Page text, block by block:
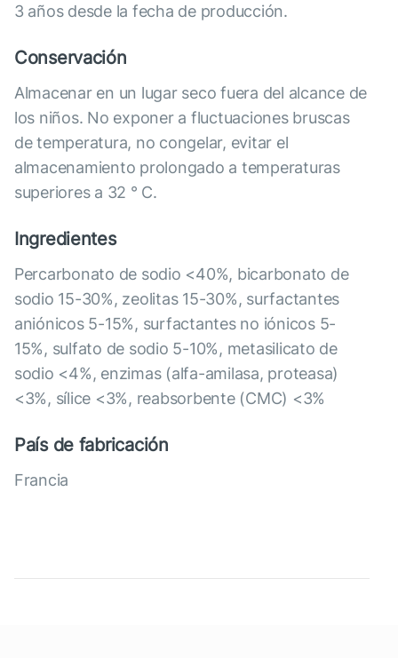
3 años desde la fecha de producción.
Conservación
Almacenar en un lugar seco fuera del alcance de
los niños. No exponer a fluctuaciones bruscas
de temperatura, no congelar, evitar el
almacenamiento prolongado a temperaturas
superiores a 32 ° C.
Ingredientes
Percarbonato de sodio <40%, bicarbonato de
sodio 15-30%, zeolitas 15-30%, surfactantes
aniónicos 5-15%, surfactantes no iónicos 5-
15%, sulfato de sodio 5-10%, metasilicato de
sodio <4%, enzimas (alfa-amilasa, proteasa)
<3%, sílice <3%, reabsorbente (CMC) <3%
País de fabricación
Francia